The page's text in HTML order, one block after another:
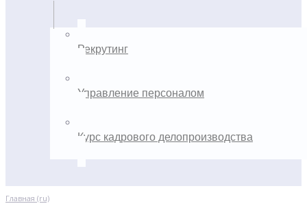
Рекрутинг
Управление персоналом
Курс кадрового делопроизводства
Главная (ru)